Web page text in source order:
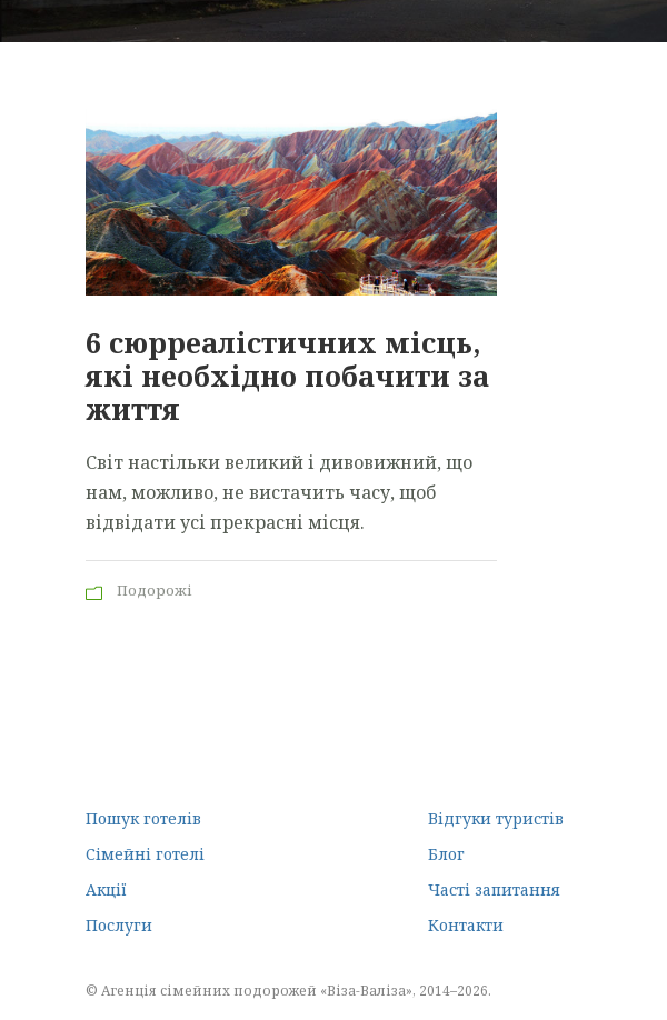
6 сюрреалістичних місць,
які необхідно побачити за
життя
Світ настільки великий і дивовижний, що
нам, можливо, не вистачить часу, щоб
відвідати усі прекрасні місця.
Подорожі
Пошук готелів
Сімейні готелі
Акції
Послуги
Відгуки туристів
Блог
Часті запитання
Контакти
© Агенція сімейних подорожей «Віза-Валіза», 2014–2026.